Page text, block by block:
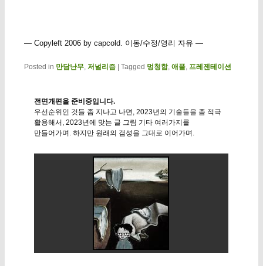
— Copyleft 2006 by capcold. 이동/수정/영리 자유 —
Posted in 만담난무, 저널리즘 | Tagged 멍청함, 애플, 프레젠테이션
전면개편을 준비중입니다.
우선순위인 것들 좀 지나고 나면, 2023년의 기술들을 좀 적극
활용해서, 2023년에 맞는 글 그림 기타 여러가지를
만들어가며. 하지만 원래의 갬성을 그대로 이어가며.